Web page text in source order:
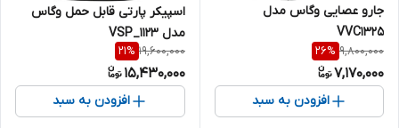
جارو عصایی وگاس مدل
VVC1325
9,800,000
26%
7,170,000
افزودن به سبد
اسپیکر پارتی قابل حمل وگاس
مدل VSP_1123
19,600,000
21%
15,430,000
افزودن به سبد